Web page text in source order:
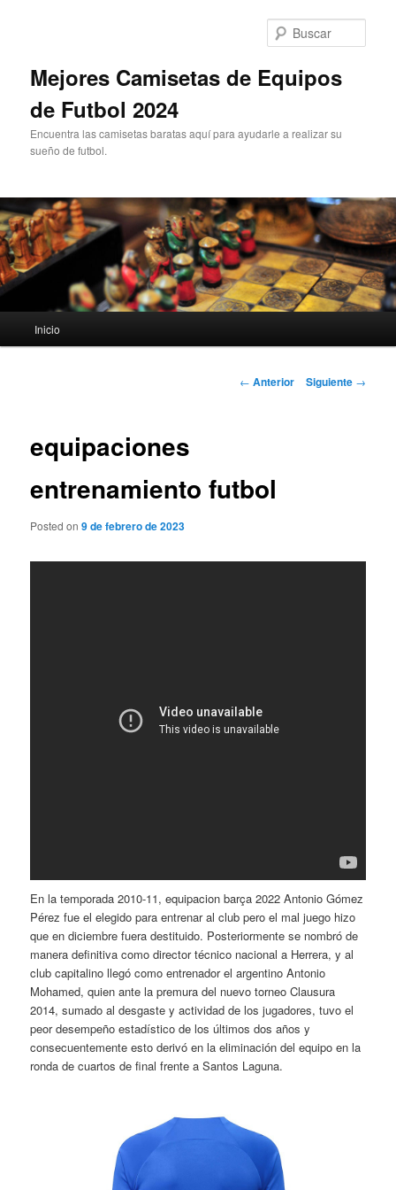
Mejores Camisetas de Equipos
de Futbol 2024
Encuentra las camisetas baratas aquí para ayudarle a realizar su
sueño de futbol.
principal
Inicio
Navegación
← Anterior Siguiente →
equipaciones
entrenamiento futbol
Posted on9 de febrero de 2023
En la temporada 2010-11, equipacion barça 2022 Antonio Gómez
Pérez fue el elegido para entrenar al club pero el mal juego hizo
que en diciembre fuera destituido. Posteriormente se nombró de
manera definitiva como director técnico nacional a Herrera, y al
club capitalino llegó como entrenador el argentino Antonio
Mohamed, quien ante la premura del nuevo torneo Clausura
2014, sumado al desgaste y actividad de los jugadores, tuvo el
peor desempeño estadístico de los últimos dos años y
consecuentemente esto derivó en la eliminación del equipo en la
ronda de cuartos de final frente a Santos Laguna.